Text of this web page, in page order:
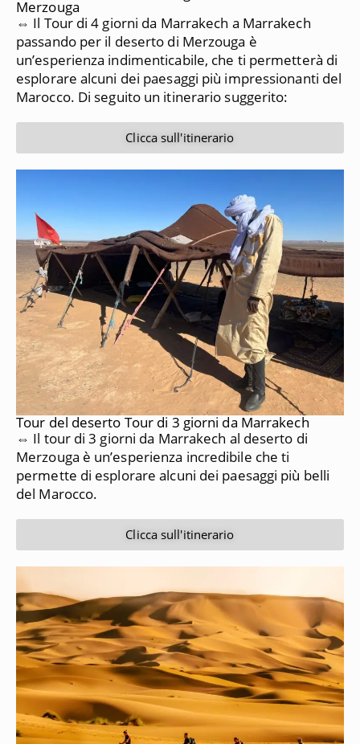
Merzouga
⇔ Il Tour di 4 giorni da Marrakech a Marrakech
passando per il deserto di Merzouga è
un’esperienza indimenticabile, che ti permetterà di
esplorare alcuni dei paesaggi più impressionanti del
Marocco. Di seguito un itinerario suggerito:
Clicca sull'itinerario
Tour del deserto Tour di 3 giorni da Marrakech
⇔ Il tour di 3 giorni da Marrakech al deserto di
Merzouga è un’esperienza incredibile che ti
permette di esplorare alcuni dei paesaggi più belli
del Marocco.
Clicca sull'itinerario